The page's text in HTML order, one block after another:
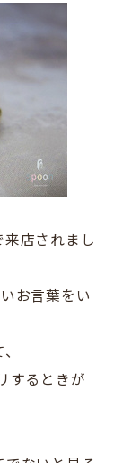
店されまし
お言葉をい
するときが